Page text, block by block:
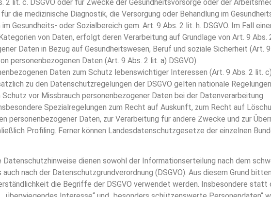
2 lit. c. DSGVO oder für Zwecke der Gesundheitsvorsorge oder der
die medizinische Diagnostik, die Versorgung oder Behandlung im
Gesundheits- oder Sozialbereich gem. Art. 9 Abs. 2 lit. h. DSGVO. Im Fall
von Daten, erfolgt deren Verarbeitung auf Grundlage von Art. 9 Abs. 2
Daten in Bezug auf Gesundheitswesen, Beruf und soziale Sicherheit (Art. 9
personenbezogenen Daten (Art. 9 Abs. 2 lit. a) DSGVO).
Daten zum Schutz lebenswichtiger Interessen (Art. 9 Abs. 2 lit. c)
zu den Datenschutzregelungen der DSGVO gelten nationale
vor Missbrauch personenbezogener Daten bei der Datenverarbeitung
Spezialregelungen zum Recht auf Auskunft, zum Recht auf
personenbezogener Daten, zur Verarbeitung für andere Zwecke und zur
Profiling. Ferner können Landesdatenschutzgesetze der einzelnen
Datenschutzhinweise dienen sowohl der Informationserteilung nach dem
nach der Datenschutzgrundverordnung (DSGVO). Aus diesem Grund
die Begriffe der DSGVO verwendet werden. Insbesondere statt